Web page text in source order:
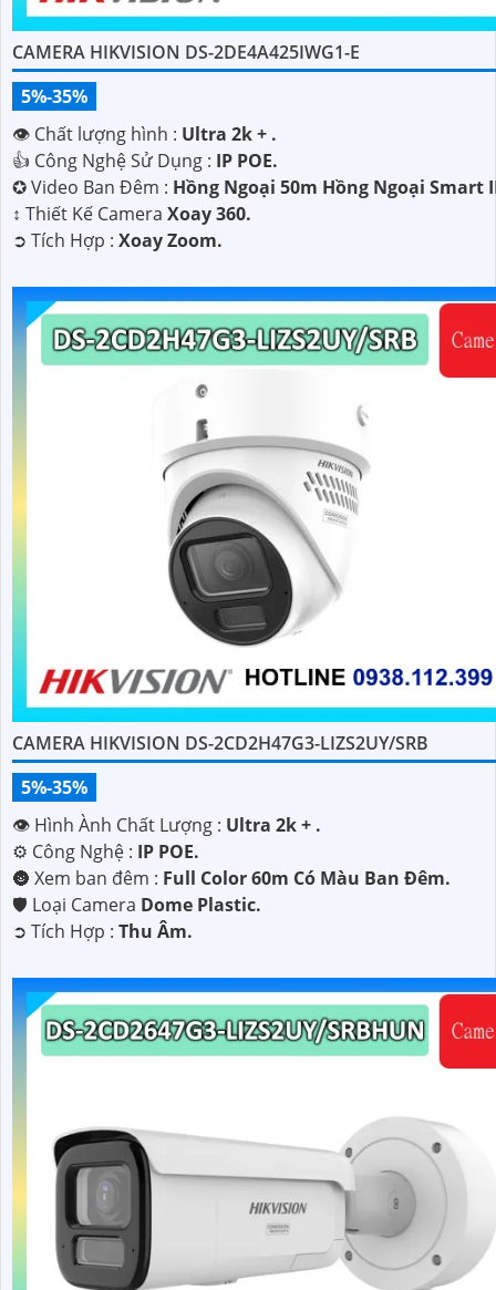
CAMERA HIKVISION DS-2DE4A425IWG1-E
5%-35%
👁 Chất lượng hình : Ultra 2k + .
👍 Công Nghệ Sử Dụng : IP POE.
✪ Video Ban Đêm : Hồng Ngoại 50m Hồng Ngoại Smart
↕️ Thiết Kế Camera Xoay 360.
️➲ Tích Hợp : Xoay Zoom.
CAMERA HIKVISION DS-2CD2H47G3-LIZS2UY/SRB
5%-35%
👁 Hình Ành Chất Lượng : Ultra 2k + .
⚙ Công Nghệ : IP POE.
🌚 Xem ban đêm : Full Color 60m Có Màu Ban Ðêm.
🛡 Loại Camera Dome Plastic.
️➲ Tích Hợp : Thu Âm.